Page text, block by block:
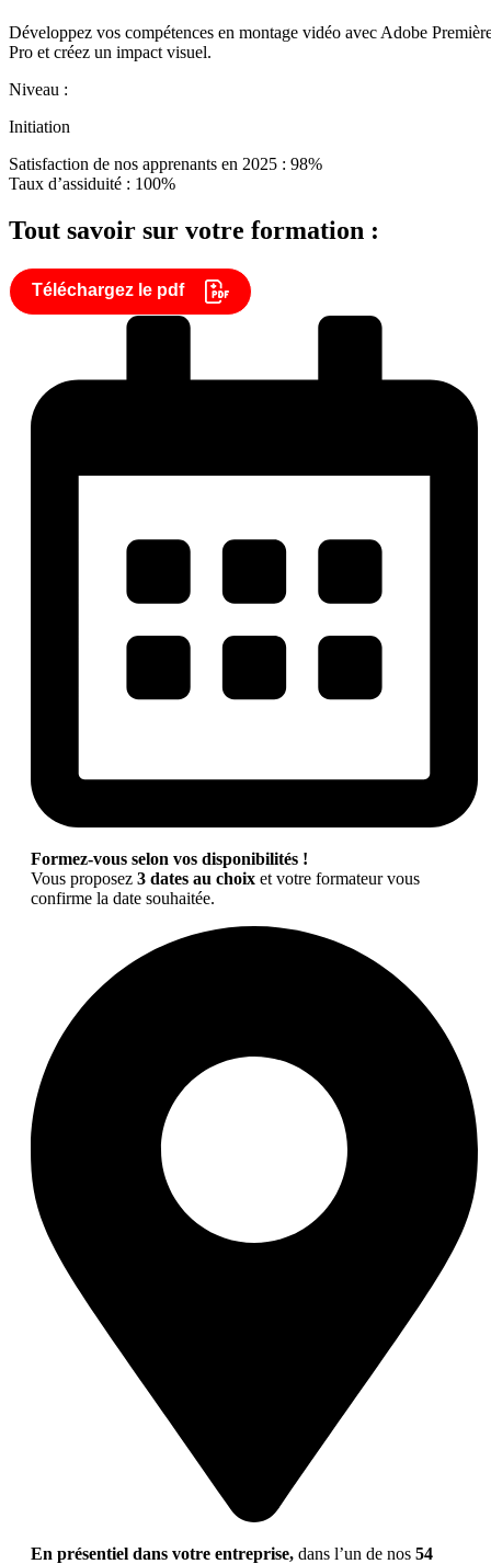
Développez vos compétences en montage vidéo avec Adobe
Pro et créez un impact visuel.
Niveau :
Initiation
Satisfaction de nos apprenants en 2025 : 98%
Taux d’assiduité : 100%
Tout savoir sur votre formation :
Téléchargez le pdf
Formez-vous selon vos disponibilités !
Vous proposez 3 dates au choix et votre formateur vous
confirme la date souhaitée.
En présentiel dans votre entreprise, dans l’un de nos 54